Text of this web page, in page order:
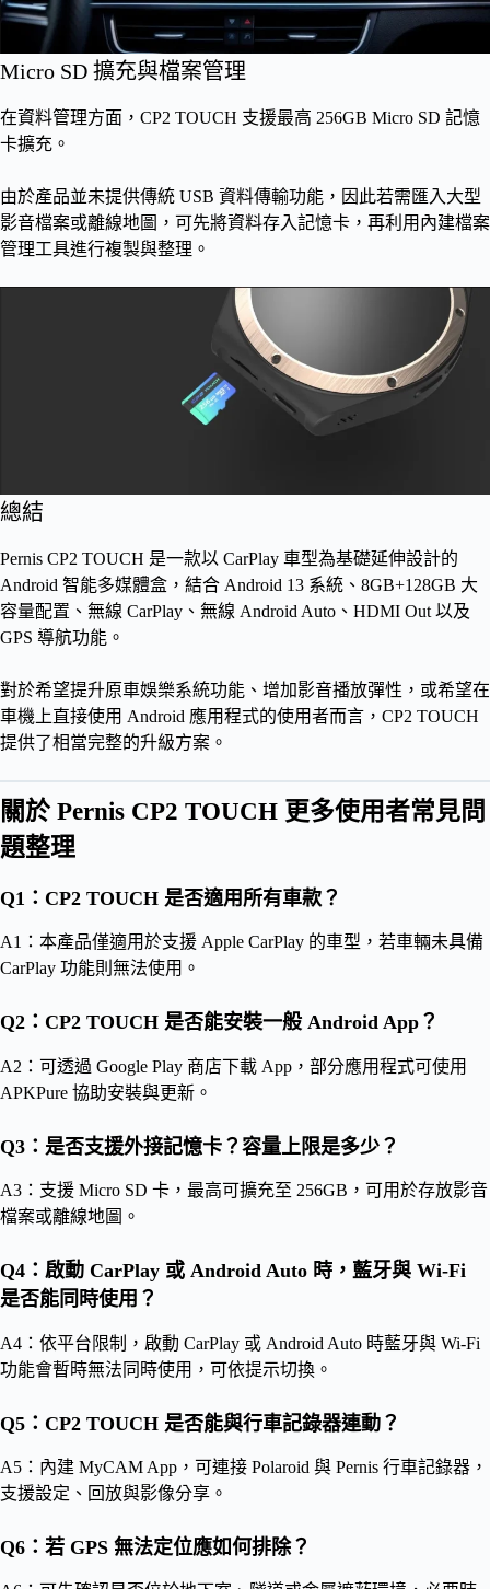
Micro SD 擴充與檔案管理
在資料管理方面，CP2 TOUCH 支援最高 256GB Micro SD 記憶
卡擴充。
由於產品並未提供傳統 USB 資料傳輸功能，因此若需匯入大型
影音檔案或離線地圖，可先將資料存入記憶卡，再利用內建檔案
管理工具進行複製與整理。
總結
Pernis CP2 TOUCH 是一款以 CarPlay 車型為基礎延伸設計的
Android 智能多媒體盒，結合 Android 13 系統、8GB+128GB 大
容量配置、無線 CarPlay、無線 Android Auto、HDMI Out 以及
GPS 導航功能。
對於希望提升原車娛樂系統功能、增加影音播放彈性，或希望在
車機上直接使用 Android 應用程式的使用者而言，CP2 TOUCH
提供了相當完整的升級方案。
關於 Pernis CP2 TOUCH 更多使用者常見問
題整理
Q1：CP2 TOUCH 是否適用所有車款？
A1：本產品僅適用於支援 Apple CarPlay 的車型，若車輛未具備
CarPlay 功能則無法使用。
Q2：CP2 TOUCH 是否能安裝一般 Android App？
A2：可透過 Google Play 商店下載 App，部分應用程式可使用
APKPure 協助安裝與更新。
Q3：是否支援外接記憶卡？容量上限是多少？
A3：支援 Micro SD 卡，最高可擴充至 256GB，可用於存放影音
檔案或離線地圖。
Q4：啟動 CarPlay 或 Android Auto 時，藍牙與 Wi-Fi
是否能同時使用？
A4：依平台限制，啟動 CarPlay 或 Android Auto 時藍牙與 Wi-Fi
功能會暫時無法同時使用，可依提示切換。
Q5：CP2 TOUCH 是否能與行車記錄器連動？
A5：內建 MyCAM App，可連接 Polaroid 與 Pernis 行車記錄器，
支援設定、回放與影像分享。
Q6：若 GPS 無法定位應如何排除？